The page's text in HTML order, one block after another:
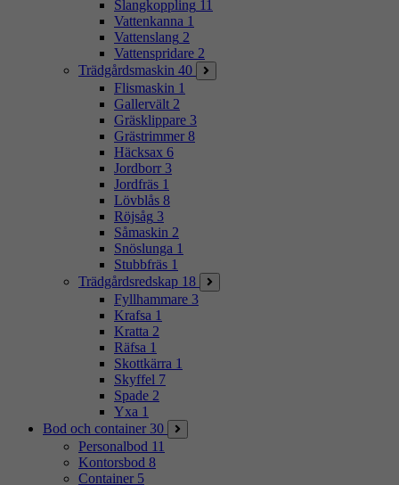
Slangkoppling 11
Vattenkanna 1
Vattenslang 2
Vattenspridare 2
Trädgårdsmaskin 40
Flismaskin 1
Gallervält 2
Gräsklippare 3
Grästrimmer 8
Häcksax 6
Jordborr 3
Jordfräs 1
Lövblås 8
Röjsåg 3
Såmaskin 2
Snöslunga 1
Stubbfräs 1
Trädgårdsredskap 18
Fyllhammare 3
Krafsa 1
Kratta 2
Räfsa 1
Skottkärra 1
Skyffel 7
Spade 2
Yxa 1
Bod och container 30
Personalbod 11
Kontorsbod 8
Container 5